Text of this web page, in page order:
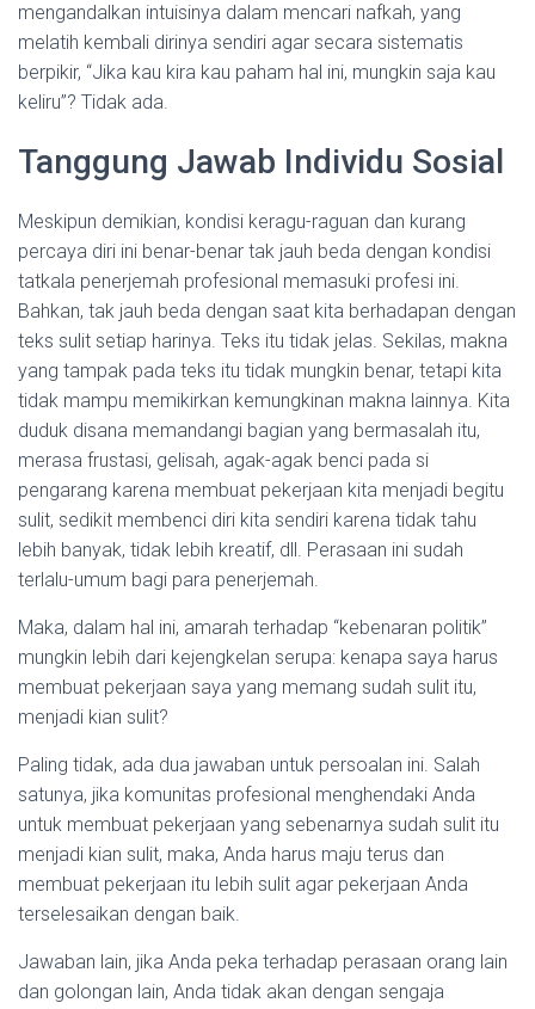
mengandalkan intuisinya dalam mencari nafkah, yang
melatih kembali dirinya sendiri agar secara sistematis
berpikir, “Jika kau kira kau paham hal ini, mungkin saja kau
keliru”? Tidak ada.
Tanggung Jawab Individu Sosial
Meskipun demikian, kondisi keragu-raguan dan kurang
percaya diri ini benar-benar tak jauh beda dengan kondisi
tatkala penerjemah profesional memasuki profesi ini.
Bahkan, tak jauh beda dengan saat kita berhadapan dengan
teks sulit setiap harinya. Teks itu tidak jelas. Sekilas, makna
yang tampak pada teks itu tidak mungkin benar, tetapi kita
tidak mampu memikirkan kemungkinan makna lainnya. Kita
duduk disana memandangi bagian yang bermasalah itu,
merasa frustasi, gelisah, agak-agak benci pada si
pengarang karena membuat pekerjaan kita menjadi begitu
sulit, sedikit membenci diri kita sendiri karena tidak tahu
lebih banyak, tidak lebih kreatif, dll. Perasaan ini sudah
terlalu-umum bagi para penerjemah.
Maka, dalam hal ini, amarah terhadap “kebenaran politik”
mungkin lebih dari kejengkelan serupa: kenapa saya harus
membuat pekerjaan saya yang memang sudah sulit itu,
menjadi kian sulit?
Paling tidak, ada dua jawaban untuk persoalan ini. Salah
satunya, jika komunitas profesional menghendaki Anda
untuk membuat pekerjaan yang sebenarnya sudah sulit itu
menjadi kian sulit, maka, Anda harus maju terus dan
membuat pekerjaan itu lebih sulit agar pekerjaan Anda
terselesaikan dengan baik.
Jawaban lain, jika Anda peka terhadap perasaan orang lain
dan golongan lain, Anda tidak akan dengan sengaja